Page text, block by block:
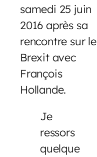
samedi 25 juin
2016 après sa
rencontre sur le
Brexit avec
François
Hollande.
Je
ressors
quelque